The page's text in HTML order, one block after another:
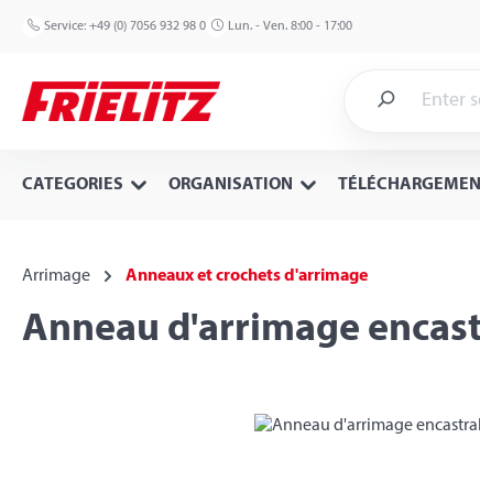
to main content
Skip to search
Skip to main navigation
Service: +49 (0) 7056 932 98 0 Lun. - Ven. 8:00 - 17:00
CATEGORIES ORGANISATION
Arrimage Anneaux et crochets d'arrimage
Anneau d'arrimage